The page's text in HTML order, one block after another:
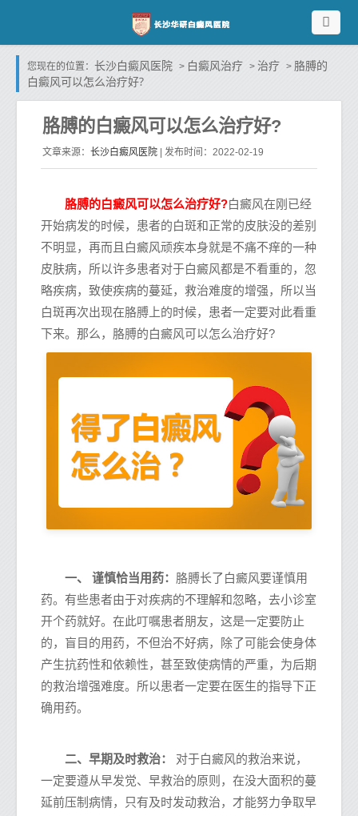
您现在的位置： 长沙白癜风医院 > 白癜风治疗 > 治疗 > 胳膊的
白癜风可以怎么治疗好?
胳膊的白癜风可以怎么治疗好?
文章来源： 长沙白癜风医院 | 发布时间：2022-02-19
胳膊的白癜风可以怎么治疗好?白癜风在刚已经
开始病发的时候，患者的白斑和正常的皮肤没的差别
不明显，再而且白癜风顽疾本身就是不痛不痒的一种
皮肤病，所以许多患者对于白癜风都是不看重的，忽
略疾病，致使疾病的蔓延，救治难度的增强，所以当
白斑再次出现在胳膊上的时候，患者一定要对此看重
下来。那么，胳膊的白癜风可以怎么治疗好?
一、 谨慎恰当用药： 胳膊长了白癜风要谨慎用
药。有些患者由于对疾病的不理解和忽略，去小诊室
开个药就好。在此叮嘱患者朋友，这是一定要防止
的，盲目的用药，不但治不好病，除了可能会使身体
产生抗药性和依赖性，甚至致使病情的严重，为后期
的救治增强难度。所以患者一定要在医生的指导下正
确用药。
二、早期及时救治：
对于白癜风的救治来说，
一定要遵从早发觉、早救治的原则，在没大面积的蔓
延前压制病情，只有及时发动救治，才能努力争取早